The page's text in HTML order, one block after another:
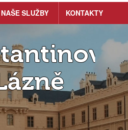
NAŠE SLUŽBY KONTAKTY